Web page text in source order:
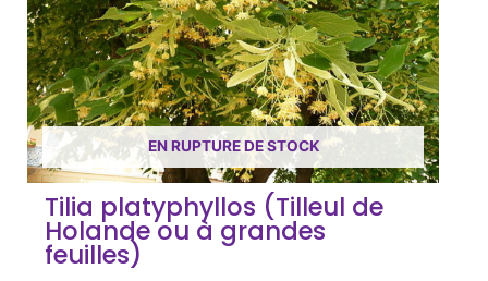
EN RUPTURE DE STOCK
Tilia platyphyllos (Tilleul de
Holande ou à grandes
feuilles)